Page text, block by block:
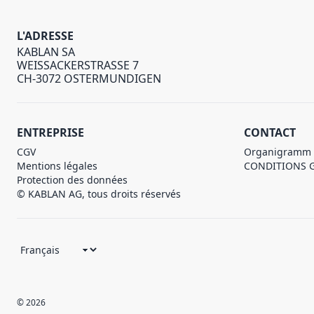
L'ADRESSE
KABLAN SA
WEISSACKERSTRASSE 7
CH-3072 OSTERMUNDIGEN
ENTREPRISE
CGV
Mentions légales
Protection des données
© KABLAN AG, tous droits réservés
CONTACT
Organigramm
CONDITIONS
© 2026